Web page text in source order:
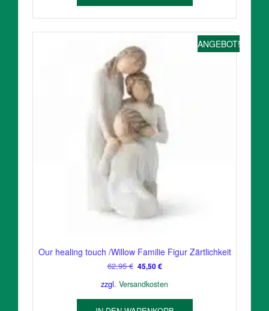
ANGEBOT!
Our healing touch /Willow Familie Figur Zärtlichkeit
62,95€ Ursprünglicher
war:
62,95 €
45,50€Aktueller
ist:
45,50 €.
zzgl. Versandkosten